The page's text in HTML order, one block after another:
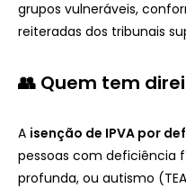
grupos vulneráveis,
reiteradas dos tribunais
👥 Quem tem
A isenção de IPVA por
pessoas com deficiência
profunda, ou autismo